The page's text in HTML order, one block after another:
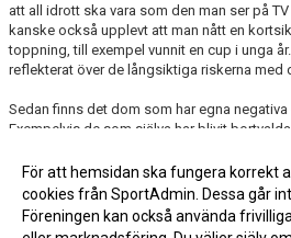
att all idrott ska vara som den man ser på
kanske också upplevt att man nått en
toppning, till exempel vunnit en cup i unga
reflekterat över de långsiktiga riskerna med
Sedan finns det dom som har egna negativa
Exempelvis de som själva har blivit
nog ofta het då bägge sidorna har starka
För att hemsidan ska fungera korrekt
cookies från SportAdmin. Dessa går
Föreningen kan också använda